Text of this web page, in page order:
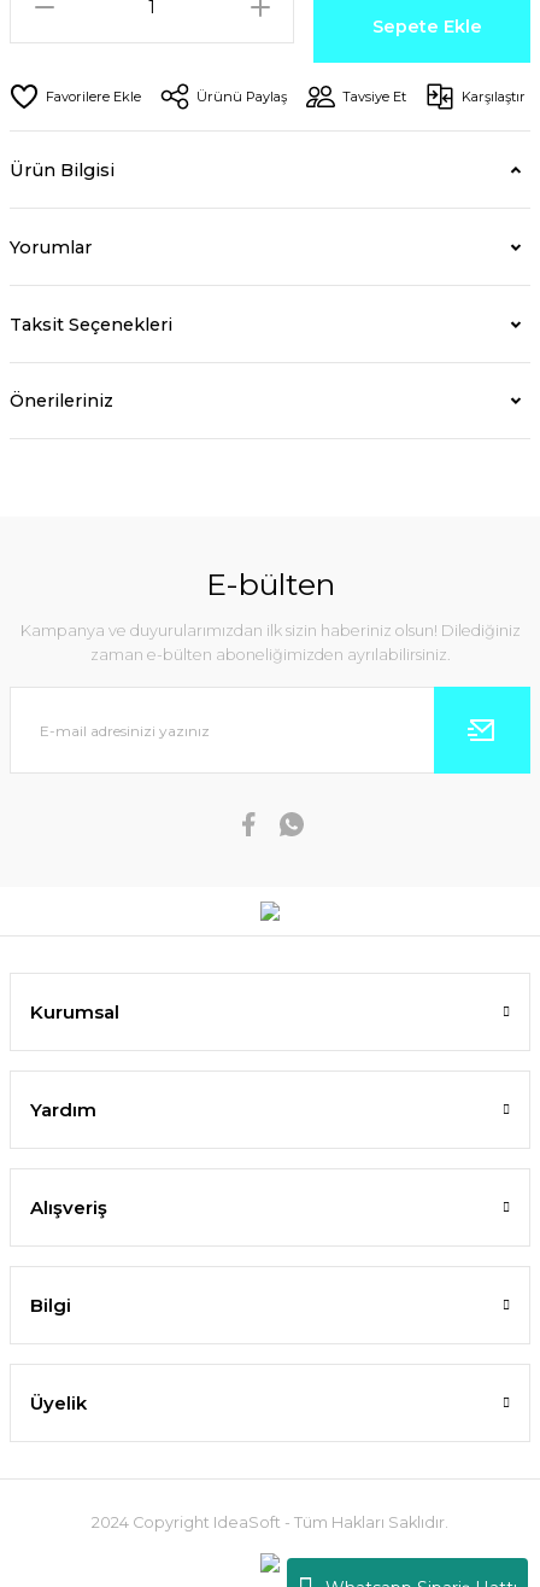
Sepete Ekle
Ürünü Paylaş Tavsiye Et Karşılaştır
Ürün Bilgisi
Yorumlar
Taksit Seçenekleri
Önerileriniz
E-bülten
Kampanya ve duyurularımızdan ilk sizin haberiniz olsun! Dilediğiniz
zaman e-bülten aboneliğimizden ayrılabilirsiniz.
Kurumsal
Yardım
Alışveriş
Bilgi
Üyelik
2024 Copyright IdeaSoft - Tüm Hakları Saklıdır.